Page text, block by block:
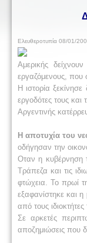
Ελευθεροτυπία 08/01/
Αμερικής
εργαζόμενους, που
Η ιστορία
εργοδότες τους
Αργεντινής
Η αποτυχία του
οδήγησαν την
Οταν η κυβέρνηση
Τράπεζα και τις
φτώχεια. Το πρωί
εξαφανίστηκε και
από τους
Σε αρκετές
αποζημιώσεις που